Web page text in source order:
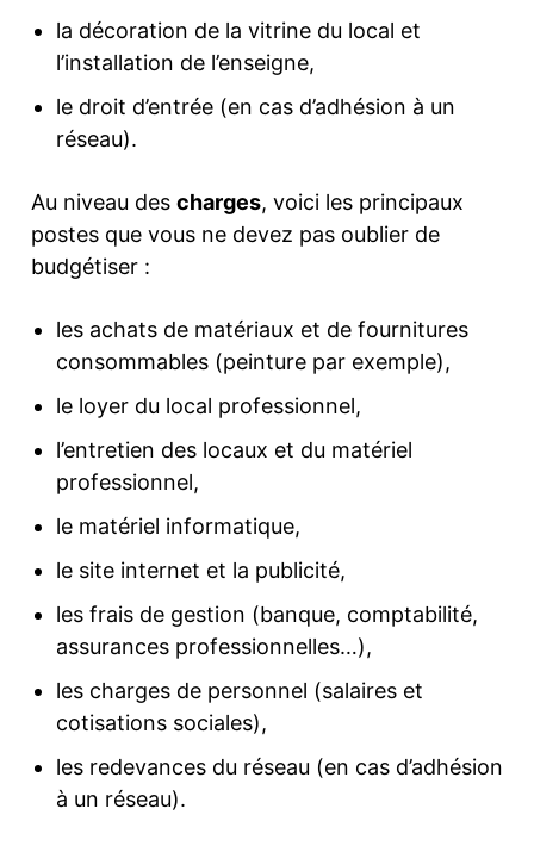
la décoration de la vitrine du local et
l’installation de l’enseigne,
le droit d’entrée (en cas d’adhésion à un
réseau).
Au niveau des charges, voici les principaux
postes que vous ne devez pas oublier de
budgétiser :
les achats de matériaux et de fournitures
consommables (peinture par exemple),
le loyer du local professionnel,
l’entretien des locaux et du matériel
professionnel,
le matériel informatique,
le site internet et la publicité,
les frais de gestion (banque, comptabilité,
assurances professionnelles…),
les charges de personnel (salaires et
cotisations sociales),
les redevances du réseau (en cas d’adhésion
à un réseau).